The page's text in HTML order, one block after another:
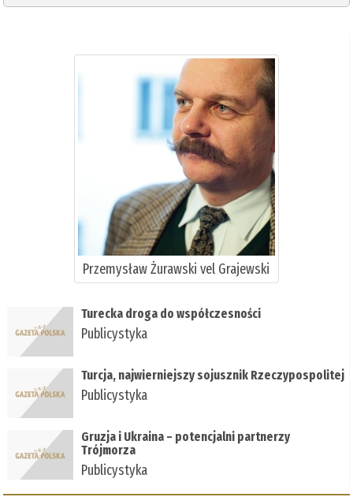
Przemysław Żurawski vel Grajewski
Turecka droga do współczesności
Publicystyka
Turcja, najwierniejszy sojusznik Rzeczypospolitej
Publicystyka
Gruzja i Ukraina – potencjalni partnerzy
Trójmorza
Publicystyka